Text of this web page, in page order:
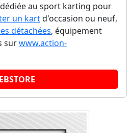
dédiée au sport karting pour
un kartd'occasion ou neuf,
détachées, équipement
surwww.action-